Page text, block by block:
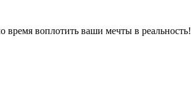
воплотить ваши мечты в реальность!